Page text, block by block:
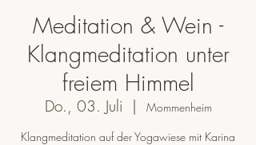
Meditation & Wein -
Klangmeditation unter
freiem Himmel
Do., 03. Juli
  |
Mommenheim
Klangmeditation auf der Yogawiese mit Karina